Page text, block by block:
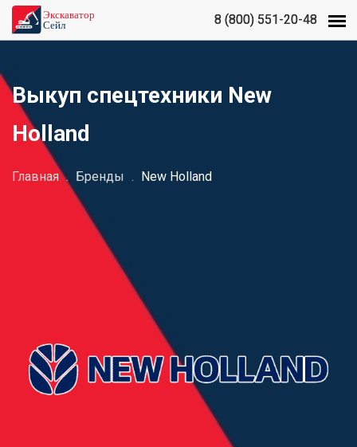
8 (800) 551-20-48
8 (800) 551-20-48
Выкуп спецтехники New
Holland
Главная . Бренды . New Holland